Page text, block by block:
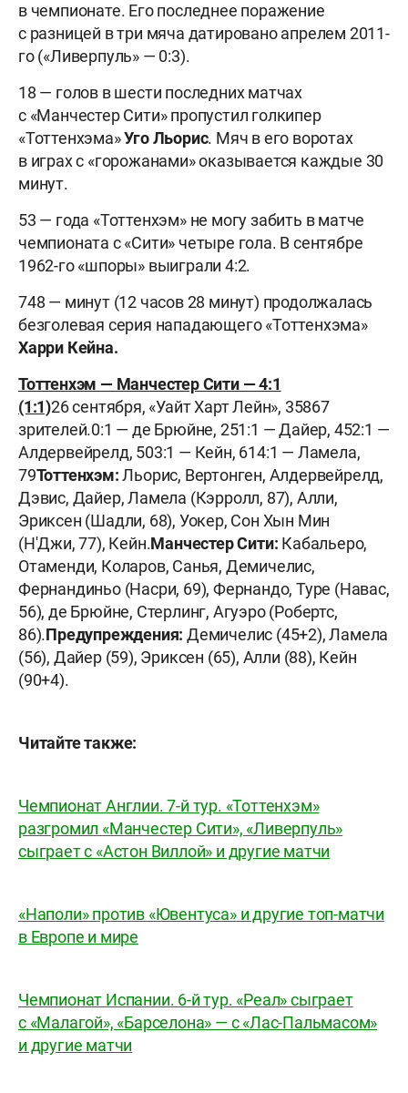
в чемпионате. Его последнее поражение
с разницей в три мяча датировано апрелем 2011-
го («Ливерпуль» — 0:3).
18 — голов в шести последних матчах
с «Манчестер Сити» пропустил голкипер
«Тоттенхэма»Уго Льорис. Мяч в его воротах
в играх с «горожанами» оказывается каждые 30
минут.
53 — года «Тоттенхэм» не могу забить в матче
чемпионата с «Сити» четыре гола. В сентябре
1962-го «шпоры» выиграли 4:2.
748 — минут (12 часов 28 минут) продолжалась
безголевая серия нападающего «Тоттенхэма»
Харри Кейна.
Тоттенхэм — Манчестер Сити — 4:1
(1:1)26 сентября, «Уайт Харт Лейн», 35867
зрителей.0:1 — де Брюйне, 251:1 — Дайер, 452:1 —
Алдервейрелд, 503:1 — Кейн, 614:1 — Ламела,
79Тоттенхэм:Льорис, Вертонген, Алдервейрелд,
Дэвис, Дайер, Ламела (Кэрролл, 87), Алли,
Эриксен (Шадли, 68), Уокер, Сон Хын Мин
(Н'Джи, 77), Кейн.Манчестер Сити: Кабальеро,
Отаменди, Коларов, Санья, Демичелис,
Фернандиньо (Насри, 69), Фернандо, Туре (Навас,
56), де Брюйне, Стерлинг, Агуэро (Робертс,
86).Предупреждения: Демичелис (45+2), Ламела
(56), Дайер (59), Эриксен (65), Алли (88), Кейн
(90+4).
Читайте также:
Чемпионат Англии. 7-й тур. «Тоттенхэм»
разгромил «Манчестер Сити», «Ливерпуль»
сыграет с «Астон Виллой» и другие матчи
«Наполи» против «Ювентуса» и другие топ-матчи
в Европе и мире
Чемпионат Испании. 6-й тур. «Реал» сыграет
с «Малагой», «Барселона» — с «Лас-Пальмасом»
и другие матчи